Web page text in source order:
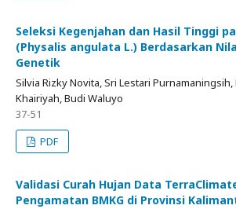
Seleksi Kegenjahan dan Hasil Tinggi
(Physalis angulata L.) Berdasarkan
Genetik
Silvia Rizky Novita, Sri Lestari Purnamaningsih,
Khairiyah, Budi Waluyo
37-51
PDF
Validasi Curah Hujan Data
Pengamatan BMKG di Provinsi